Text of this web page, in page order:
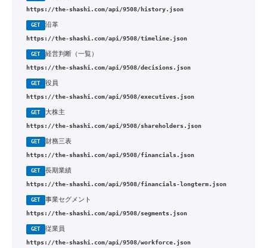
https://the-shashi.com/api/9508/history.json
GET 沿革
https://the-shashi.com/api/9508/timeline.json
GET 経営判断（一覧）
https://the-shashi.com/api/9508/decisions.json
GET 役員
https://the-shashi.com/api/9508/executives.json
GET 大株主
https://the-shashi.com/api/9508/shareholders.json
GET 財務三表
https://the-shashi.com/api/9508/financials.json
GET 長期業績
https://the-shashi.com/api/9508/financials-longterm.json
GET 事業セグメント
https://the-shashi.com/api/9508/segments.json
GET 従業員
https://the-shashi.com/api/9508/workforce.json